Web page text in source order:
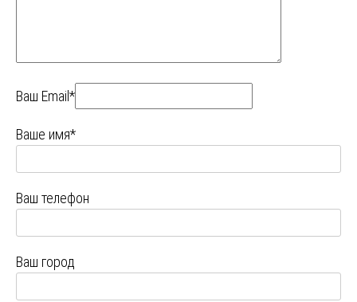
Ваш Email*
Ваше имя*
Ваш телефон
Ваш город